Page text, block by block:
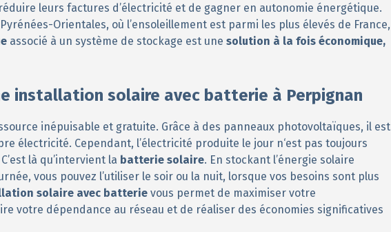
leurs factures d’électricité et de gagner en autonomie énergétique.
Orientales, où l’ensoleillement est parmi les plus élevés de France,
associé à un système de stockage est une solution à la fois économique,
installation solaire avec batterie à Perpignan
inépuisable et gratuite. Grâce à des panneaux photovoltaïques, il est
électricité. Cependant, l’électricité produite le jour n‘est pas toujours
là qu’intervient la batterie solaire. En stockant l’énergie solaire
vous pouvez l’utiliser le soir ou la nuit, lorsque vos besoins sont plus
solaire avec batterie vous permet de maximiser votre
votre dépendance au réseau et de réaliser des économies significatives